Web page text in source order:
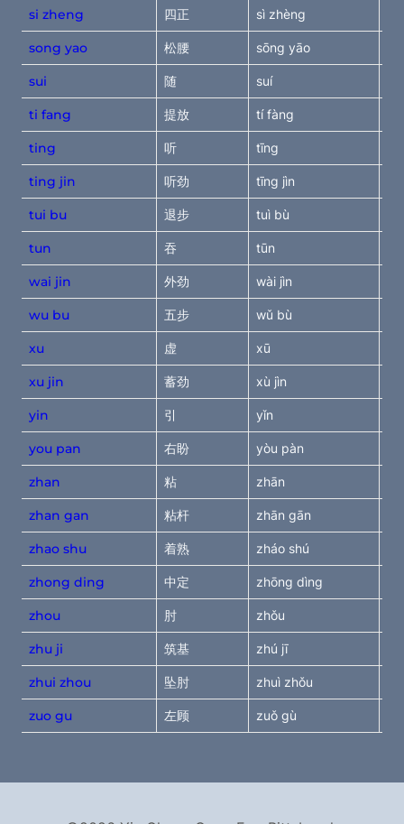
si zheng 四正 sì zhèng
song yao 松腰 sōng yāo
sui 随 suí
ti fang 提放 tí fàng
ting 听 tīng
ting jin 听劲 tīng jìn
tui bu 退步 tuì bù
tun 吞 tūn
wai jin 外劲 wài jìn
wu bu 五步 wǔ bù
xu 虚 xū
xu jin 蓄劲 xù jìn
yin 引 yǐn
you pan 右盼 yòu pàn
zhan 粘 zhān
zhan gan 粘杆 zhān gān
zhao shu 着熟 zháo shú
zhong ding 中定 zhōng dìng
zhou 肘 zhǒu
zhu ji 筑基 zhú jī
zhui zhou 坠肘 zhuì zhǒu
zuo gu 左顾 zuǒ gù